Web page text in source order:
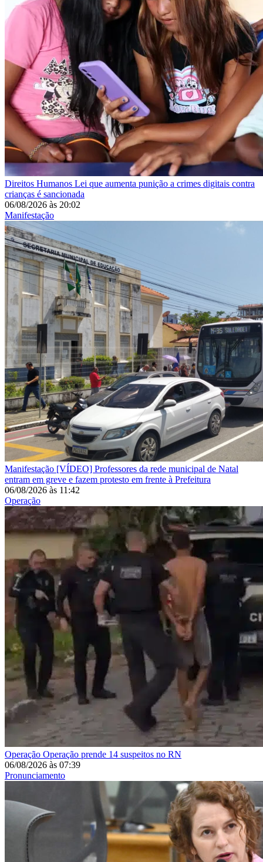
Direitos Humanos Lei que aumenta punição a crimes digitais contra
crianças é sancionada
06/08/2026 às 20:02
Manifestação
Manifestação [VÍDEO] Professores da rede municipal de Natal
entram em greve e fazem protesto em frente à Prefeitura
06/08/2026 às 11:42
Operação
Operação Operação prende 14 suspeitos no RN
06/08/2026 às 07:39
Pronunciamento